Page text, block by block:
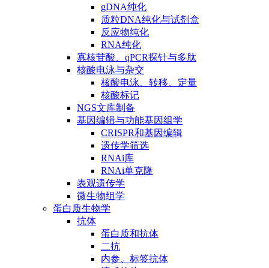
gDNA纯化
质粒DNA纯化与试剂盒
反应物纯化
RNA纯化
寡核苷酸、qPCR探针与多肽
核酸电泳与杂交
核酸电泳、转移、定量
核酸标记
NGS文库制备
基因编辑与功能基因组学
CRISPR和基因编辑
遗传学筛选
RNAi库
RNAi单克隆
表观遗传学
微生物组学
蛋白质生物学
抗体
蛋白质和抗体
二抗
内参、标签抗体